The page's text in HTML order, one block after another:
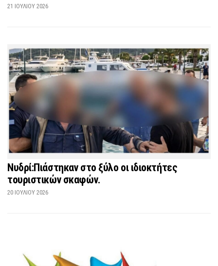
21 ΙΟΥΛΊΟΥ 2026
Νυδρί:Πιάστηκαν στο ξύλο οι ιδιοκτήτες
τουριστικών σκαφών.
20 ΙΟΥΛΊΟΥ 2026